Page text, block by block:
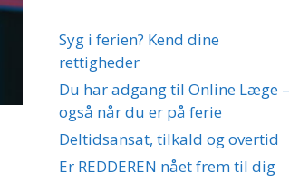
Syg i ferien? Kend dine
rettigheder
Du har adgang til Online Læge –
også når du er på ferie
Deltidsansat, tilkald og overtid
Er REDDEREN nået frem til dig